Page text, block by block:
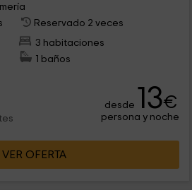
Reservado 2 veces
3 habitaciones
1 baños
desde 13€
persona y noche
VER OFERTA